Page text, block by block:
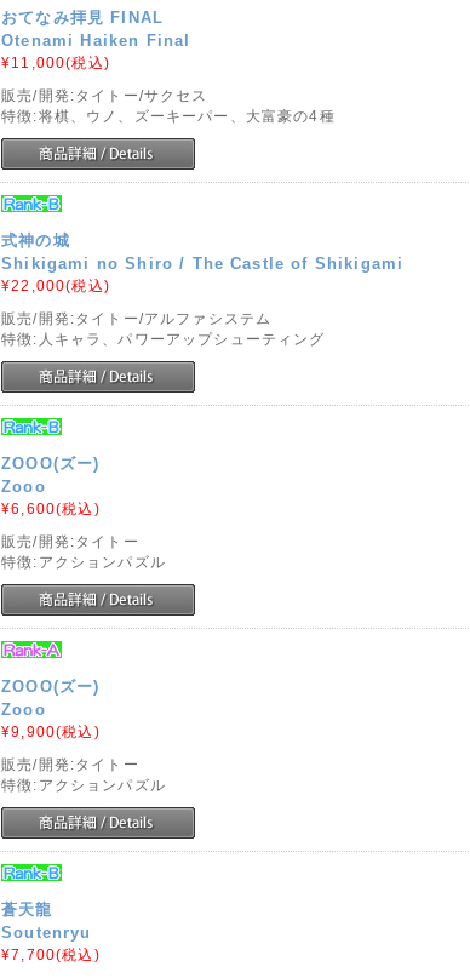
おてなみ拝見 FINAL
Otenami Haiken Final
¥11,000(税込)
販売/開発:タイトー/サクセス
特徴:将棋、ウノ、ズーキーパー、大富豪の4種
式神の城
Shikigami no Shiro / The Castle of Shikigami
¥22,000(税込)
販売/開発:タイトー/アルファシステム
特徴:人キャラ、パワーアップシューティング
ZOOO(ズー)
Zooo
¥6,600(税込)
販売/開発:タイトー
特徴:アクションパズル
ZOOO(ズー)
Zooo
¥9,900(税込)
販売/開発:タイトー
特徴:アクションパズル
蒼天龍
Soutenryu
¥7,700(税込)